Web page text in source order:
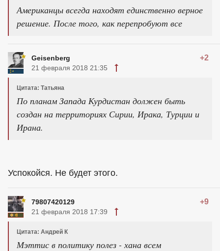
Американцы всегда находят единственно верное
решение. После того, как перепробуют все
Geisenberg +2
21 февраля 2018 21:35
Цитата: Татьяна
По планам Запада Курдистан должен быть
создан на территориях Сирии, Ирака, Турции и
Ирана.
Успокойся. Не будет этого.
79807420129 +9
21 февраля 2018 17:39
Цитата: Андрей К
Мэттис в политику полез - хана всем